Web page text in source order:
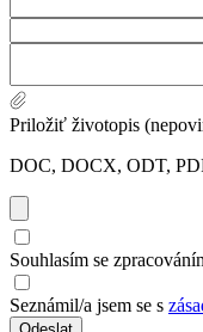
Priložiť životopis
DOC, DOCX, ODT,
Souhlasím se
Seznámil/a jsem se s